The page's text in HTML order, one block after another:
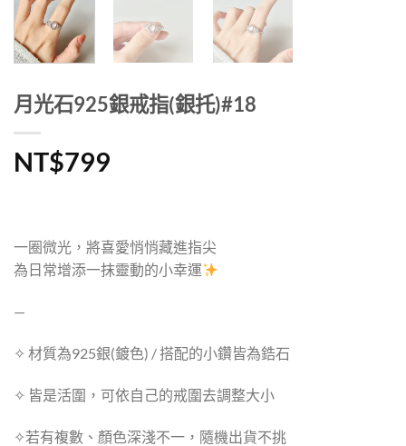
月光石925銀戒指(銀托)#18
NT$799
一圈微光，將喜愛悄悄藏進指尖
為日常增添一抹靈動的小幸運
—
✧ 材質為925銀(鍍色) / 搭配的小鑽皆為鋯石
✧ 皆是活圍，可依自己的戒圍去調整大小
✧若有複數、顏色深淺不一，隨機出貨不挑